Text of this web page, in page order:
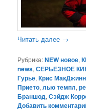
Читать далее →
Рубрика:NEW новое,
news,СЕРЬЕЗНОЕ
Гурье,Крис МакДжинн
Прието,лью темпл,
Браншод,Сэйдж
Добавить